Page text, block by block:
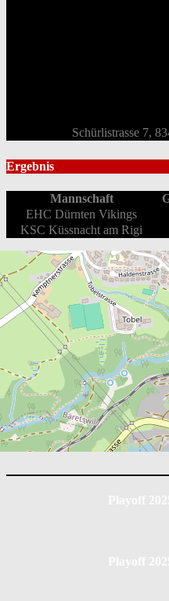
Schürlistrasse 7,
Ergebnis
Mannschaft
EHC Dürnten Vikings
KSC Küssnacht am Rigi
Box Score
EHC Dürnten Vikings
Position
KSC Küssnacht am Rigi
Position